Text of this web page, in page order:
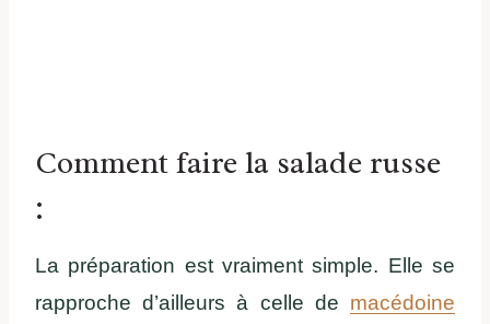
Comment faire la salade russe
:
La préparation est vraiment simple. Elle se
rapproche d’ailleurs à celle de macédoine